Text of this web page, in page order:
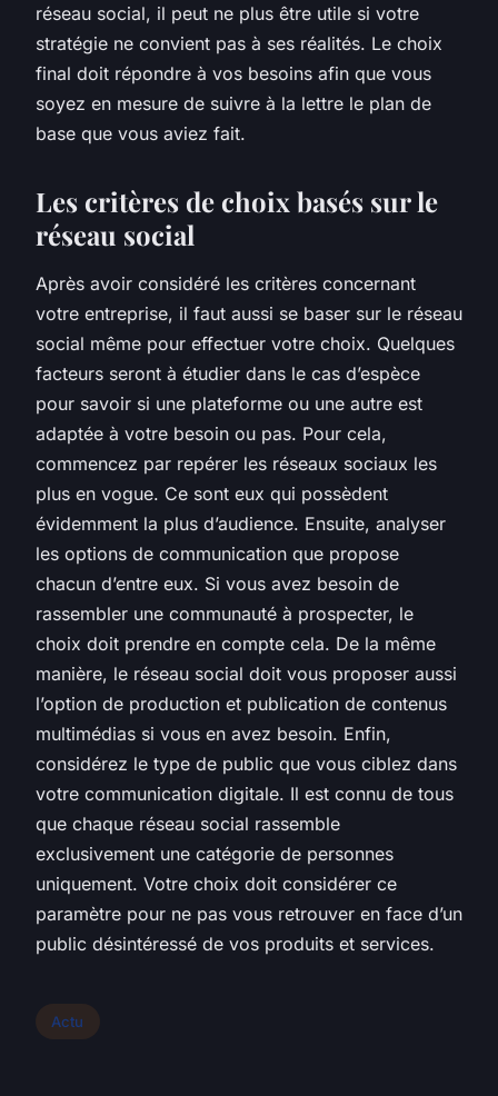
réseau social, il peut ne plus être utile si votre
stratégie ne convient pas à ses réalités. Le choix
final doit répondre à vos besoins afin que vous
soyez en mesure de suivre à la lettre le plan de
base que vous aviez fait.
Les critères de choix basés sur le
réseau social
Après avoir considéré les critères concernant
votre entreprise, il faut aussi se baser sur le réseau
social même pour effectuer votre choix. Quelques
facteurs seront à étudier dans le cas d’espèce
pour savoir si une plateforme ou une autre est
adaptée à votre besoin ou pas. Pour cela,
commencez par repérer les réseaux sociaux les
plus en vogue. Ce sont eux qui possèdent
évidemment la plus d’audience. Ensuite, analyser
les options de communication que propose
chacun d’entre eux. Si vous avez besoin de
rassembler une communauté à prospecter, le
choix doit prendre en compte cela. De la même
manière, le réseau social doit vous proposer aussi
l’option de production et publication de contenus
multimédias si vous en avez besoin. Enfin,
considérez le type de public que vous ciblez dans
votre communication digitale. Il est connu de tous
que chaque réseau social rassemble
exclusivement une catégorie de personnes
uniquement. Votre choix doit considérer ce
paramètre pour ne pas vous retrouver en face d’un
public désintéressé de vos produits et services.
Actu